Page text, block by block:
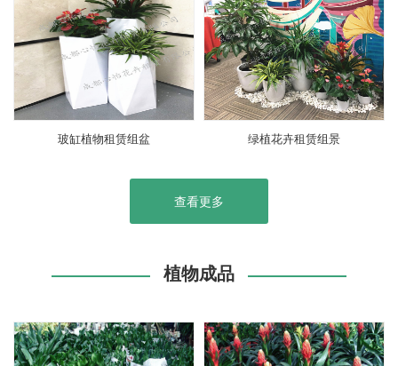
玻缸植物租赁组盆 绿植花卉租赁组景
查看更多
植物成品